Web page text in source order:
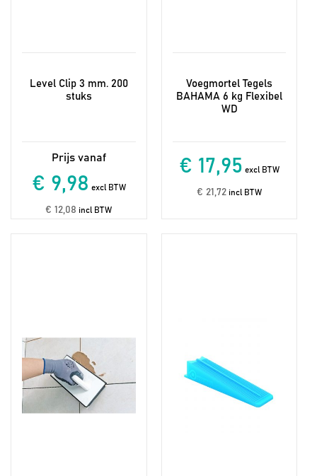
Level Clip 3 mm. 200
stuks
€ 9,98 excl BTW
€ 12,08 incl BTW
Voegmortel Tegels
BAHAMA 6 kg Flexibel
WD
€ 17,95 excl BTW
€ 21,72 incl BTW
kan
gekozen